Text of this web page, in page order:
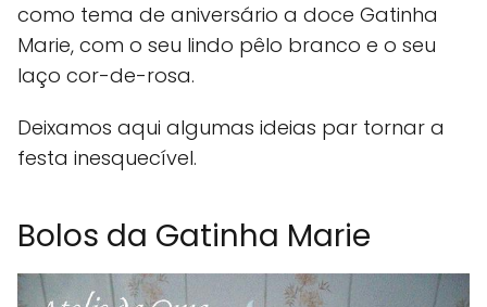
como tema de aniversário a doce Gatinha
Marie, com o seu lindo pêlo branco e o seu
laço cor-de-rosa.
Deixamos aqui algumas ideias par tornar a
festa inesquecível.
Bolos da Gatinha Marie